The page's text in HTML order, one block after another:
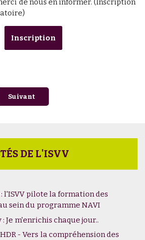
de nous en informer. (Inscription
Inscription
: Journée Technique Vins NoLow
Article suivant : Vin, vigne et
Suivant
DE L'ISVV
l'ISVV pilote la formation des
sein du programme NAVI
Je m'enrichis chaque jour..
- Vers la compréhension des